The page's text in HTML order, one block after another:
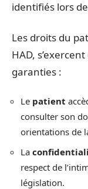
identifiés lors
Les droits du
HAD,
garanties :
Le patient
consulter son
orientations de
La
respect de
législation.